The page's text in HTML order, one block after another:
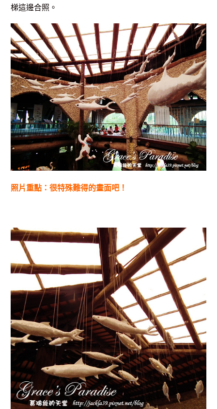
梯這邊合照。
照片重點：很特殊難得的畫面吧！